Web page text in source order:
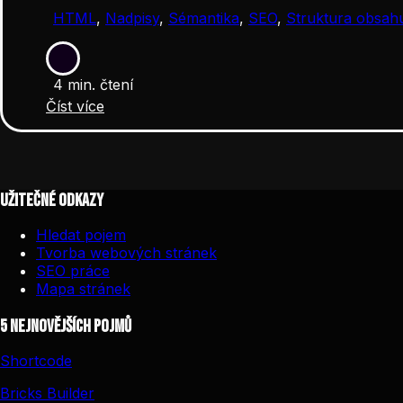
HTML, Nadpisy, Sémantika, SEO, Struktura
4 min. čtení
Číst více
Užitečné odkazy
Hledat pojem
Tvorba webových stránek
SEO práce
Mapa stránek
5 nejnovějších pojmů
Shortcode
Bricks Builder